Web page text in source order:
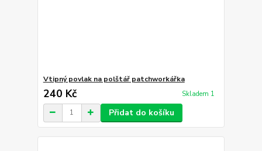
Vtipný povlak na polštář patchworkářka
240 Kč Skladem 1
Přidat do košíku